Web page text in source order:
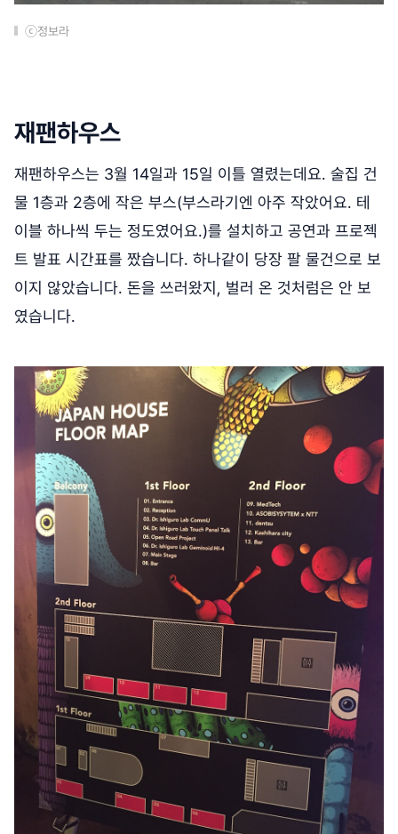
ⓒ정보라
재팬하우스
재팬하우스는 3월 14일과 15일 이틀 열렸는데요. 술집 건
물 1층과 2층에 작은 부스(부스라기엔 아주 작았어요. 테
이블 하나씩 두는 정도였어요.)를 설치하고 공연과 프로젝
트 발표 시간표를 짰습니다. 하나같이 당장 팔 물건으로 보
이지 않았습니다. 돈을 쓰러왔지, 벌러 온 것처럼은 안 보
였습니다.